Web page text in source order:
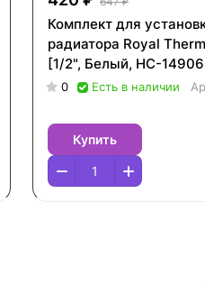
Комплект для
радиатора Royal
[1/2", Белый, НС-
0 Есть в наличии
Купить